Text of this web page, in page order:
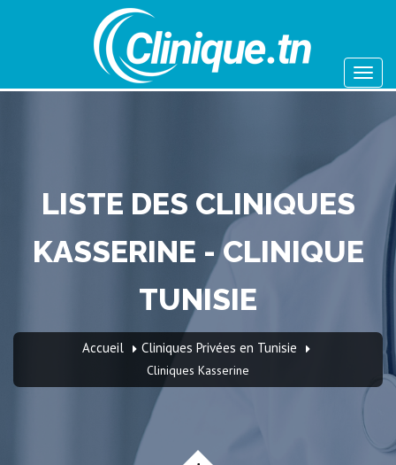
LISTE DES CLINIQUES
KASSERINE - CLINIQUE
TUNISIE
Accueil Cliniques Privées en Tunisie
Cliniques Kasserine